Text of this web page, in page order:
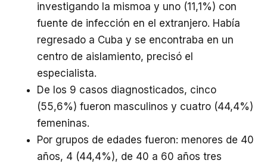
investigando la mismoa y uno (11,1%) con
fuente de infección en el extranjero. Había
regresado a Cuba y se encontraba en un
centro de aislamiento, precisó el
especialista.
De los 9 casos diagnosticados, cinco
(55,6%) fueron masculinos y cuatro (44,4%)
femeninas.
Por grupos de edades fueron: menores de 40
años, 4 (44,4%), de 40 a 60 años tres